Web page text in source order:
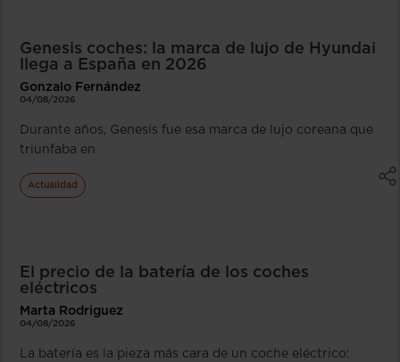
Genesis coches: la marca de lujo de Hyundai
llega a España en 2026
Gonzalo Fernández
04/08/2026
Durante años, Genesis fue esa marca de lujo coreana que
triunfaba en
Actualidad
El precio de la batería de los coches
eléctricos
Marta Rodriguez
04/08/2026
La batería es la pieza más cara de un coche eléctrico: